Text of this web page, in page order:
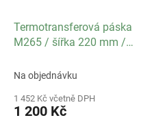
Termotransferová páska
M265 / šířka 220 mm /
balení 10 ks
Na objednávku
1 452 Kč včetně DPH
1 200 Kč